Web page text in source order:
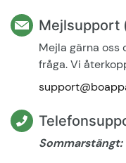
Mejlsupport
Mejla gärna
fråga. Vi
Sommarstängt: